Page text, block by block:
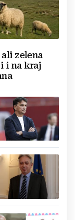
zelena
i na kraj